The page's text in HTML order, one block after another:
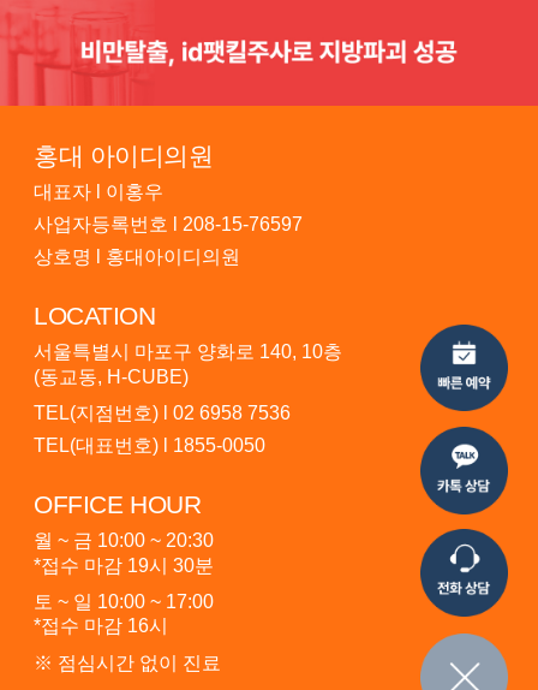
홍대 아이디의원
대표자 l 이홍우
사업자등록번호 l 208-15-76597
상호명 l 홍대아이디의원
LOCATION
서울특별시 마포구 양화로 140, 10층
(동교동, H-CUBE)
TEL(지점번호) l 02 6958 7536
TEL(대표번호) l 1855-0050
OFFICE HOUR
월 ~ 금 10:00 ~ 20:30
*접수 마감 19시 30분
토 ~ 일 10:00 ~ 17:00
*접수 마감 16시
※ 점심시간 없이 진료